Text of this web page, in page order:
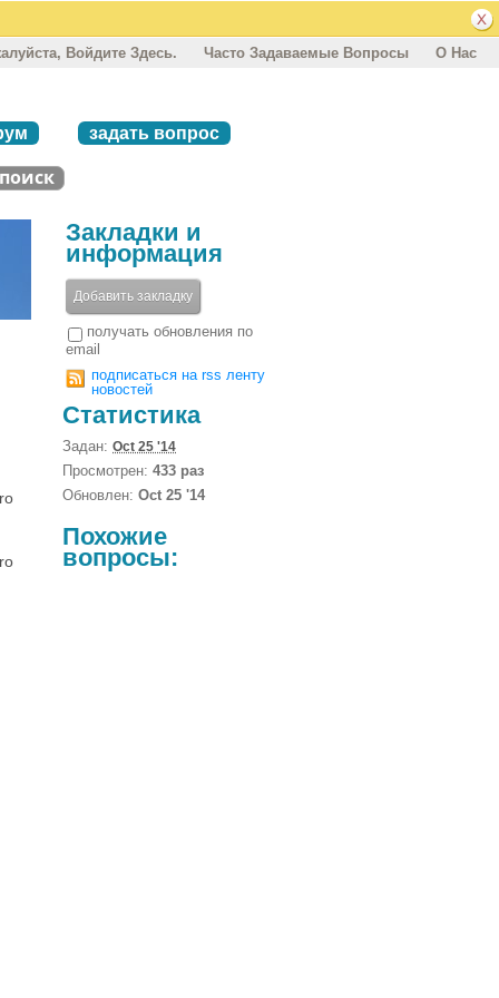
Войдите Здесь. Часто Задаваемые Вопросы О Нас
задать вопрос
Закладки и
информация
Добавить закладку
получать обновления по
email
подписаться на rss ленту
новостей
Статистика
Задан: Oct 25 '14
Просмотрен: 433 раз
Обновлен: Oct 25 '14
Похожие
вопросы: